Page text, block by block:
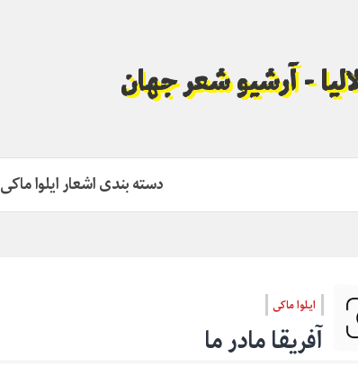
- آرشیو شعر جهان
دسته بندی اشعار ایلوا ماکی
ایلوا ماکی
آفریقا مادر ما